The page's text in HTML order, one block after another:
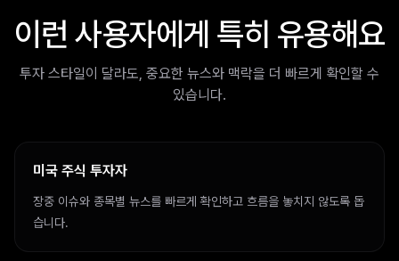
이런 사용자에게 특히 유용해요
투자 스타일이 달라도, 중요한 뉴스와 맥락을 더 빠르게 확인할 수
있습니다.
미국 주식 투자자
장중 이슈와 종목별 뉴스를 빠르게 확인하고 흐름을 놓치지 않도록 돕
습니다.